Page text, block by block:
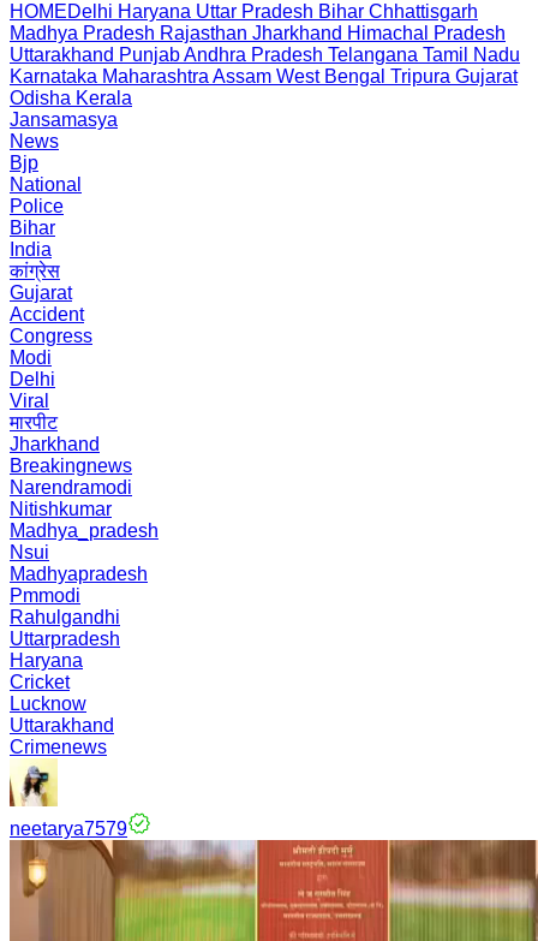
HOMEDelhi Haryana Uttar Pradesh Bihar Chhattisgarh
Madhya Pradesh Rajasthan Jharkhand Himachal Pradesh
Uttarakhand PunjabAndhra Pradesh Telangana Tamil Nadu
Karnataka Maharashtra Assam West Bengal Tripura Gujarat
Odisha Kerala
Jansamasya
News
Bjp
National
Police
Bihar
India
कांग्रेस
Gujarat
Accident
Congress
Modi
Delhi
Viral
मारपीट
Jharkhand
Breakingnews
Narendramodi
Nitishkumar
Madhya_pradesh
Nsui
Madhyapradesh
Pmmodi
Rahulgandhi
Uttarpradesh
Haryana
Cricket
Lucknow
Uttarakhand
Crimenews
neetarya7579